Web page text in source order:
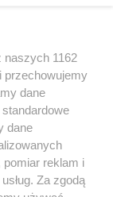
koncert z okazji
portalu
konkursów
"Hej
Jest piątek!"
naszych 1162
przechowujemy
dane
dane
reklam i
Za zgodą